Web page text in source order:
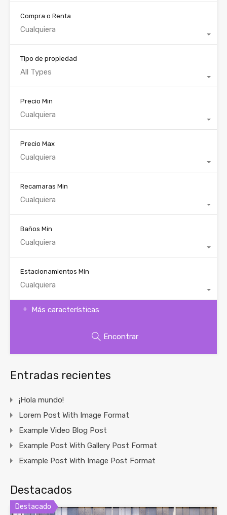
Compra o Renta
Cualquiera
Tipo de propiedad
All Types
Precio Min
Cualquiera
Precio Max
Cualquiera
Recamaras Min
Cualquiera
Baños Min
Cualquiera
Estacionamientos Min
Cualquiera
Más características
Encontrar
Entradas recientes
¡Hola mundo!
Lorem Post With Image Format
Example Video Blog Post
Example Post With Gallery Post Format
Example Post With Image Post Format
Destacados
Destacado